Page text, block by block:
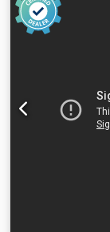
1000 mm x
(aluminium),
60 000 kg 13.